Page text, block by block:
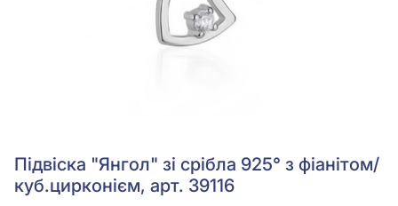
Підвіска "Янгол" зі срібла 925° з фіанітом/
куб.цирконієм, арт. 39116